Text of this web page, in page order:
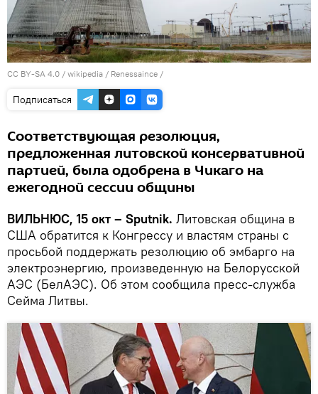
CC BY-SA 4.0 / wikipedia / Renessaince /
Подписаться
Соответствующая резолюция,
предложенная литовской консервативной
партией, была одобрена в Чикаго на
ежегодной сессии общины
ВИЛЬНЮС, 15 окт – Sputnik. Литовская община в
США обратится к Конгрессу и властям страны с
просьбой поддержать резолюцию об эмбарго на
электроэнергию, произведенную на Белорусской
АЭС (БелАЭС). Об этом сообщила пресс-служба
Сейма Литвы.